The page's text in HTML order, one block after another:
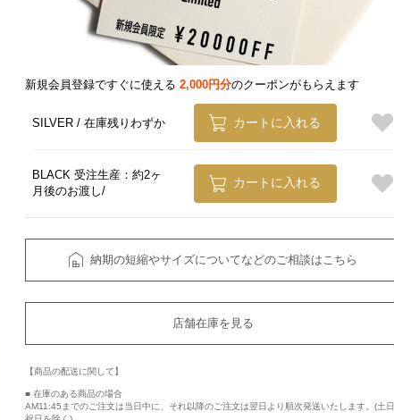
SILVER
新規会員登録ですぐに使える 2,000円分のクーポンがもらえます
SILVER 在庫残りわずか カートに入れる
BLACK 受注生産：約2ヶ
月後のお渡し
カートに入れる
納期の短縮やサイズについてなどのご相談はこちら
店舗在庫を見る
【商品の配送に関して】
■ 在庫のある商品の場合
AM11:45までのご注文は当日中に、それ以降のご注文は翌日より順次発送いたします。(土日